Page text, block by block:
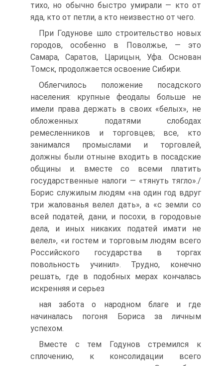
тихо, но обычно бы­стро умирали — кто от
яда, кто от петли, а кто неизвестно от чего.
При Годунове шло строительство новых
городов, особенно в По­волжье, — это
Самара, Саратов, Царицын, Уфа. Основан
Томск, про­должается освоение Сибири.
Облегчилось положение посадского
населения: крупные феодалы больше не
имели права держать в своих «белых», не
обложенных по­датями слободах
ремесленников и торговцев; все, кто
занимался про­мыслами и торговлей,
должны были отныне входить в посадские
об­щины и. вместе со всеми платить
государственные налоги — «тянуть тягло»./
Борис служилым людям «на один год вдруг
три жалованья велел дать», а «с земли со
всей податей, дани, и посохи, в городовые
дела, и иных никаких податей имати не
велел», «и гостем и торговым людям всего
Российского государства в торгах
повольность учинил». Трудно, конечно
решать, где в подобных мерах кончалась
искренняя и серьез­
ная забота о народном благе и где
начиналась погоня Бориса за личным
успехом.
Вместе с тем Годунов стремился к
сплочению, к консолидации всего